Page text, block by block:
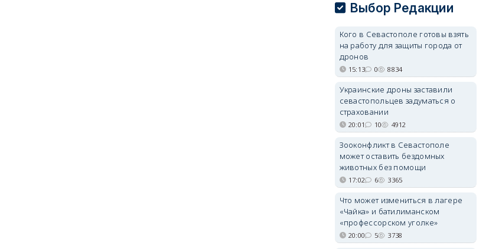
Выбор Редакции
Кого в Севастополе готовы взять
на работу для защиты города от
дронов
15:13 0 8834
Украинские дроны заставили
севастопольцев задуматься о
страховании
20:01 10 4912
Зооконфликт в Севастополе
может оставить бездомных
животных без помощи
17:02 6 3365
Что может измениться в лагере
«Чайка» и батилиманском
«профессорском уголке»
20:00 5 3738